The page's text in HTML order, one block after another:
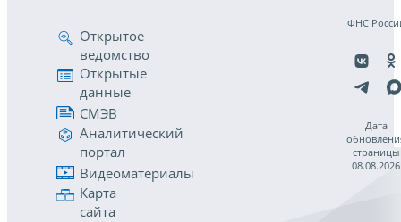
Открытое
ведомство
Открытые
данные
СМЭВ
Аналитический
портал
Видеоматериалы
Карта
сайта
ФНС
Дата
страницы
08.08.2026